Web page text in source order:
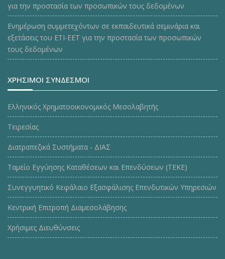
για την προστασία των προσωπικών τους δεδομένων
Ενημέρωση συμμετεχόντων σε εκπαιδευτικά σεμινάρια και
εξετάσεις του ΕΤΙ-ΕΕΤ για την προστασία των προσωπικών
τους δεδομένων
ΧΡΗΣΙΜΟΙ ΣΥΝΔΕΣΜΟΙ
Ελληνικός Χρηματοοικονομικός Μεσολαβητής
Τειρεσίας
Διατραπεζικά Συστήματα - ΔΙΑΣ
Ταμείο Εγγύησης Καταθέσεων και Επενδύσεων (ΤΕΚE)
Συνεγγυητικό Κεφάλαιο Εξασφάλισης Επενδυτικών Υπηρεσιών
Κεντρική Επιτροπή Διαμεσολάβησης
Χρήσιμες Διευθύνσεις